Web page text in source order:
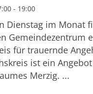
- 19:00
Dienstag im Monat
Gemeindezentrum
für trauernde
ist ein
Merzig. ...